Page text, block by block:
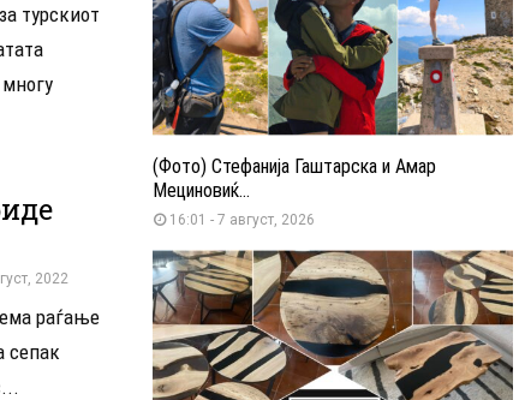
турскиот
2022
раѓање
сепак
(Фото) Стефанија Гаштарска и Амар
Мециновиќ...
16:01 - 7 август, 2026